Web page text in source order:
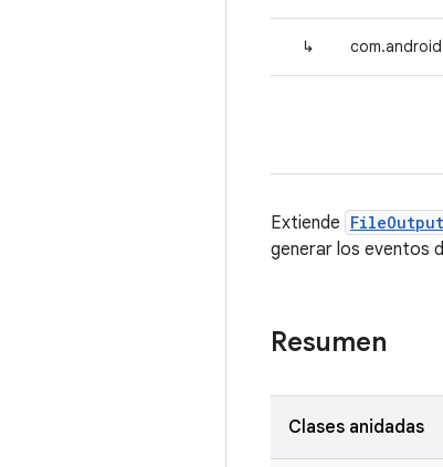
↳
Extiende
generar los eventos
Resumen
Clases anidadas